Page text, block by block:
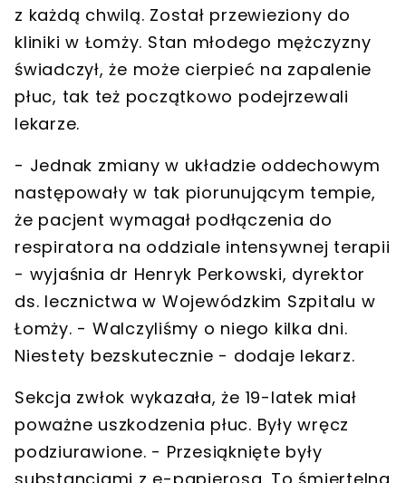
z każdą chwilą. Został przewieziony do
kliniki w Łomży. Stan młodego mężczyzny
świadczył, że może cierpieć na zapalenie
płuc, tak też początkowo podejrzewali
lekarze.
- Jednak zmiany w układzie oddechowym
następowały w tak piorunującym tempie,
że pacjent wymagał podłączenia do
respiratora na oddziale intensywnej terapii
- wyjaśnia dr Henryk Perkowski, dyrektor
ds. lecznictwa w Wojewódzkim Szpitalu w
Łomży. - Walczyliśmy o niego kilka dni.
Niestety bezskutecznie - dodaje lekarz.
Sekcja zwłok wykazała, że 19-latek miał
poważne uszkodzenia płuc. Były wręcz
podziurawione. - Przesiąknięte były